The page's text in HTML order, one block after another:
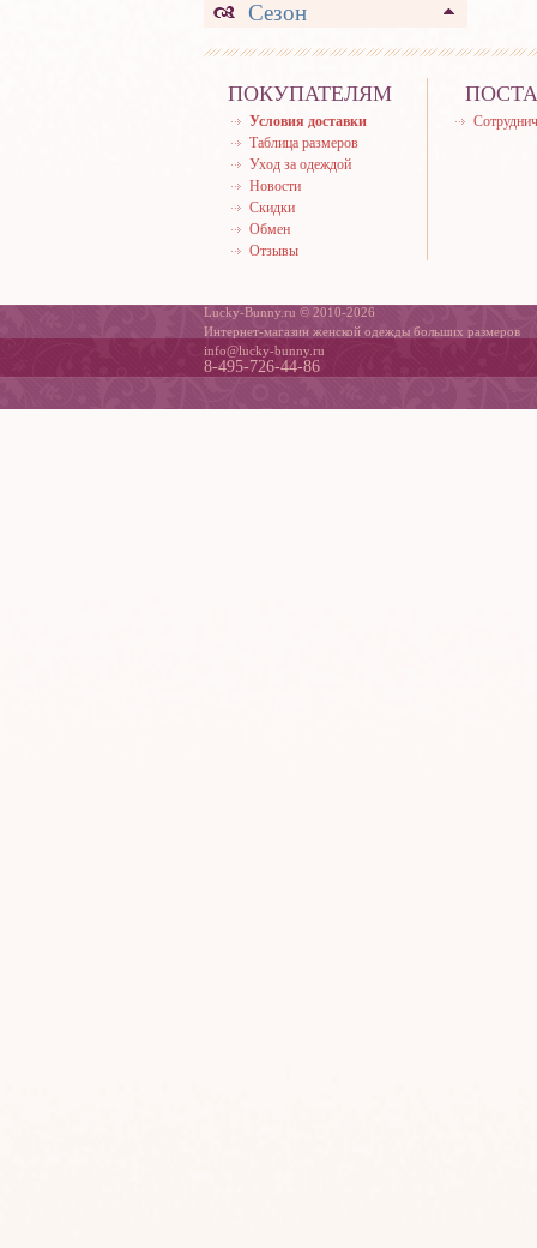
Сезон
ПОКУПАТЕЛЯМ
Условия доставки
Таблица размеров
Уход за одеждой
Новости
Скидки
Обмен
Отзывы
Lucky-Bunny.ru © 2010-2026
Интернет-магазин женской одежды больших размеров
info@lucky-bunny.ru
8-495-726-44-86